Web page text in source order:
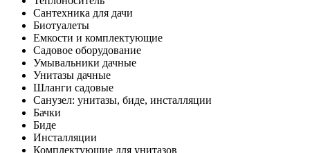
Сантехника для дачи
Биотуалеты
Емкости и комплектующие
Садовое оборудование
Умывальники дачные
Унитазы дачные
Шланги садовые
Санузел: унитазы, биде, инсталляции
Бачки
Биде
Инсталляции
Комплектующие для унитазов